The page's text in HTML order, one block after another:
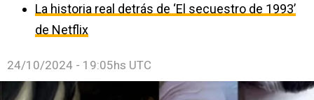
La historia real detrás de ‘El secuestro de 1993’
de Netflix
24/10/2024 - 19:05hs UTC